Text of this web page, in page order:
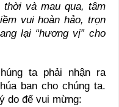
và mau qua, tâm
vui hoàn hảo, trọn
lại “hương vị” cho
ta phải nhận ra
ban cho chúng ta.
do để vui mừng: